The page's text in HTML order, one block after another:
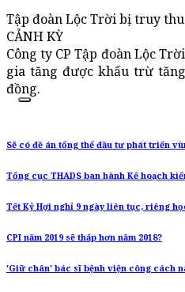
Tập đoàn Lộc Trời bị truy
CẢNH KỲ
Công ty CP Tập đoàn Lộc
gia tăng được khấu trừ
đồng.
Sẽ có đề án tổng thể đầu tư phát triển
Tổng cục THADS ban hành Kế hoạch
Tết Kỷ Hợi nghỉ 9 ngày liên tục, riêng
CPI năm 2019 sẽ thấp hơn năm 2018?
'Giữ chân' bác sĩ bệnh viện công cách